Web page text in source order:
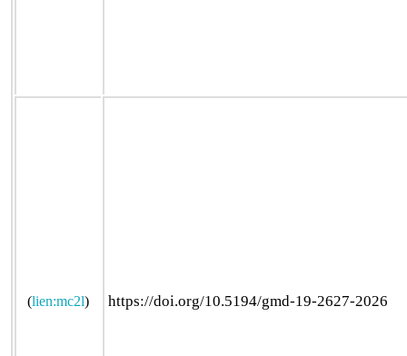
(lien:mc2l) https://doi.org/10.5194/gmd-19-2627-2026